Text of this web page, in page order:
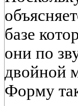
базе
они по
двойной
Форму